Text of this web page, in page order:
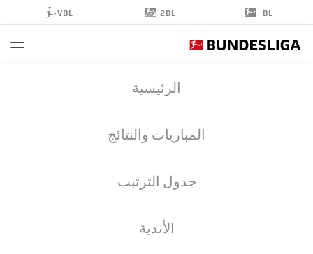
BL
2BL
VBL
الرئيسية
المباريات والنتائج
جدول الترتيب
الأندية